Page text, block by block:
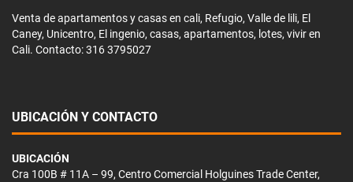
Venta de apartamentos y casas en cali, Refugio, Valle de lili, El
Caney, Unicentro, El ingenio, casas, apartamentos, lotes, vivir en
Cali. Contacto: 316 3795027
UBICACIÓN Y CONTACTO
UBICACIÓN
Cra 100B # 11A – 99, Centro Comercial Holguines Trade Center,